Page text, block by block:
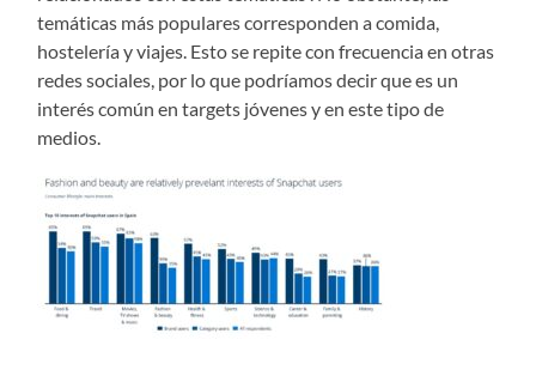
temáticas más populares corresponden a comida,
hostelería y viajes. Esto se repite con frecuencia en otras
redes sociales, por lo que podríamos decir que es un
interés común en targets jóvenes y en este tipo de
medios.